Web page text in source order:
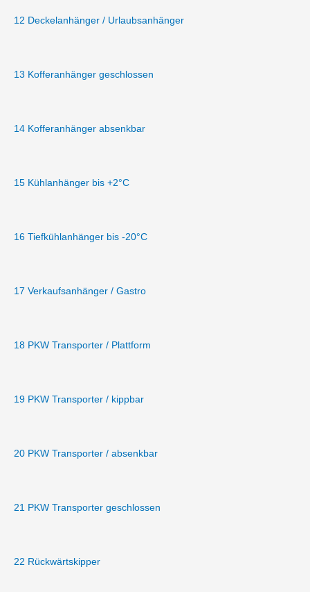
12 Deckelanhänger / Urlaubsanhänger
13 Kofferanhänger geschlossen
14 Kofferanhänger absenkbar
15 Kühlanhänger bis +2°C
16 Tiefkühlanhänger bis -20°C
17 Verkaufsanhänger / Gastro
18 PKW Transporter / Plattform
19 PKW Transporter / kippbar
20 PKW Transporter / absenkbar
21 PKW Transporter geschlossen
22 Rückwärtskipper